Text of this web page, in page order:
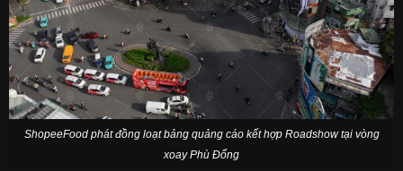
ShopeeFood phát đồng loạt bảng quảng cáo kết hợp Roadshow tại vòng
xoay Phù Đổng